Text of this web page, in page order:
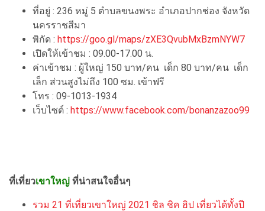
ที่อยู่ : 236 หมู่ 5 ตำบลขนงพระ อำเภอปากช่อง จังหวัด
นครราชสีมา
พิกัด : https://goo.gl/maps/zXE3QvubMxBzmNYW7
เปิดให้เข้าชม : 09.00-17.00 น.
ค่าเข้าชม : ผู้ใหญ่ 150 บาท/คน เด็ก 80 บาท/คน เด็ก
เล็ก ส่วนสูงไม่ถึง 100 ซม. เข้าฟรี
โทร : 09-1013-1934
เว็บไซต์ : https://www.facebook.com/bonanzazoo99
ที่เที่ยวเขาใหญ่ ที่น่าสนใจอื่นๆ
รวม 21 ที่เที่ยวเขาใหญ่ 2021 ชิล ชิค ฮิป เที่ยวได้ทั้งปี